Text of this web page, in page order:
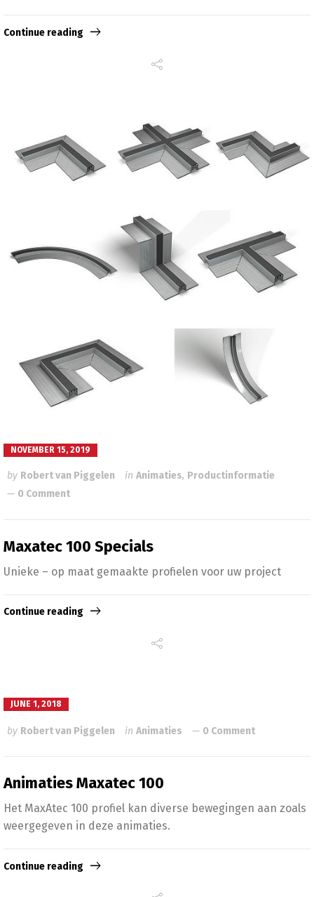
Continue reading
NOVEMBER 15, 2019
by Robert van Piggelen in Animaties, Productinformatie
0 Comment
Maxatec 100 Specials
Unieke – op maat gemaakte profielen voor uw project
Continue reading
JUNE 1, 2018
by Robert van Piggelen in Animaties 0 Comment
Animaties Maxatec 100
Het MaxAtec 100 profiel kan diverse bewegingen aan zoals
weergegeven in deze animaties.
Continue reading